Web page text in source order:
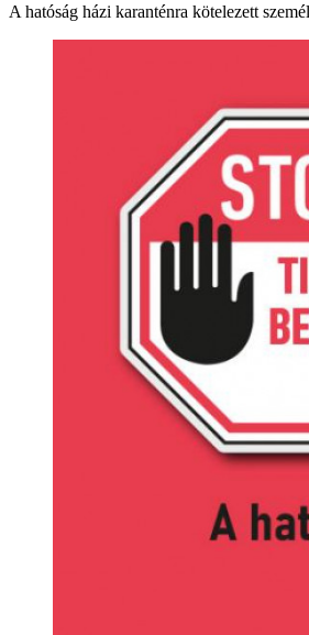
A hatóság házi karanténra kötelezett